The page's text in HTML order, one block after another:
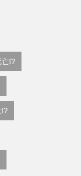
!?